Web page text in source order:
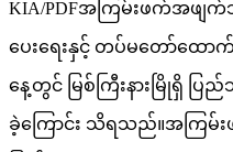
KIA/PDFအကြမ်းဖက်အဖျက်သ
ပေးရေးနှင့် တပ်မတော်ထေ
နေ့တွင် မြစ်ကြီးနားမြိုရှိ ပ
ခဲ့ကြောင်း သိရသည်။အကြမ်